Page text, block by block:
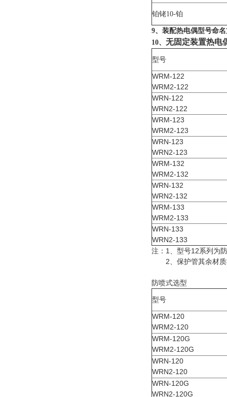
铂铑10-铂
9、装配热电偶型号命
10、 无固定装置热电
型号
WRM-122
WRM2-122
WRN-122
WRN2-122
WRM-123
WRM2-123
WRN-123
WRN2-123
WRM-132
WRM2-132
WRN-132
WRN2-132
WRM-133
WRM2-133
WRN-133
WRN2-133
注：1、型号12系列为
2、保护管其余材质
防喷式选型
型号
WRM-120
WRM2-120
WRM-120G
WRM2-120G
WRN-120
WRN2-120
WRN-120G
WRN2-120G